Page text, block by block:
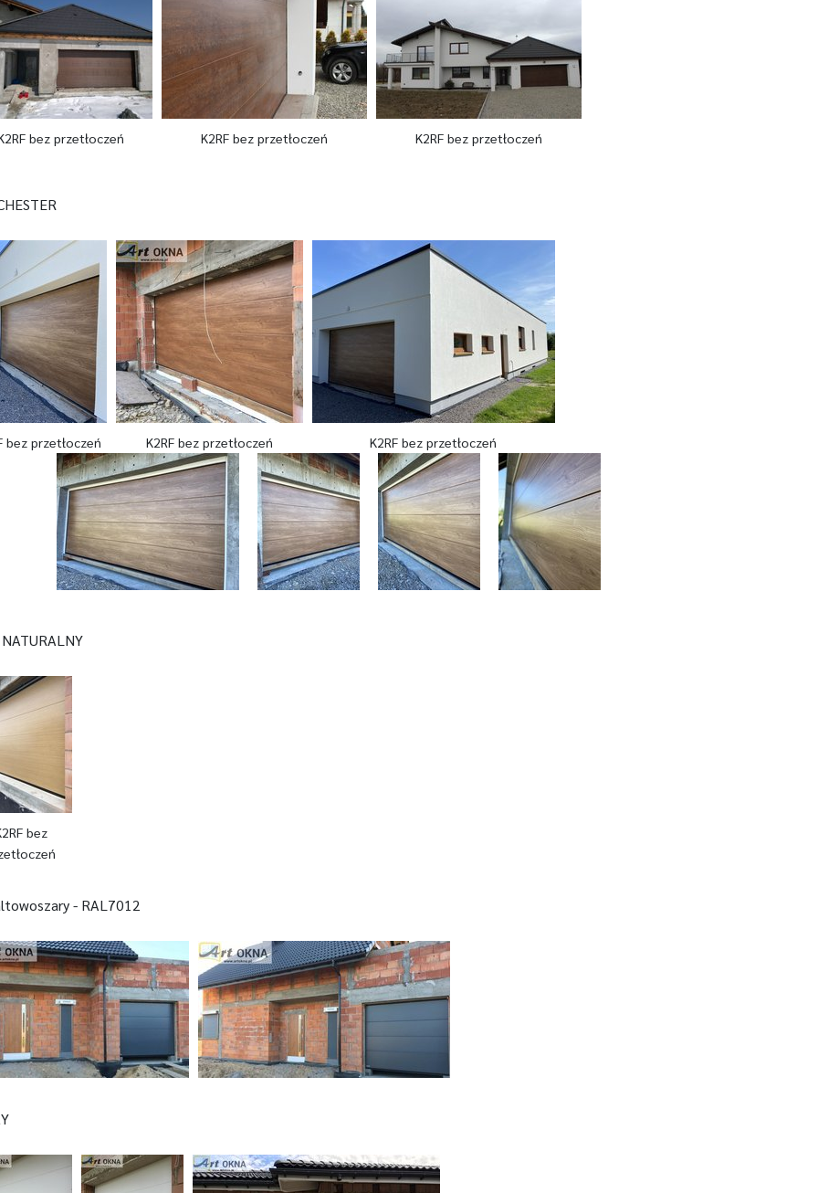
bez przetłoczeń K2RF bez przetłoczeń K2RF bez przetłoczeń
bez przetłoczeń K2RF bez przetłoczeń K2RF bez przetłoczeń
bez
- RAL7012